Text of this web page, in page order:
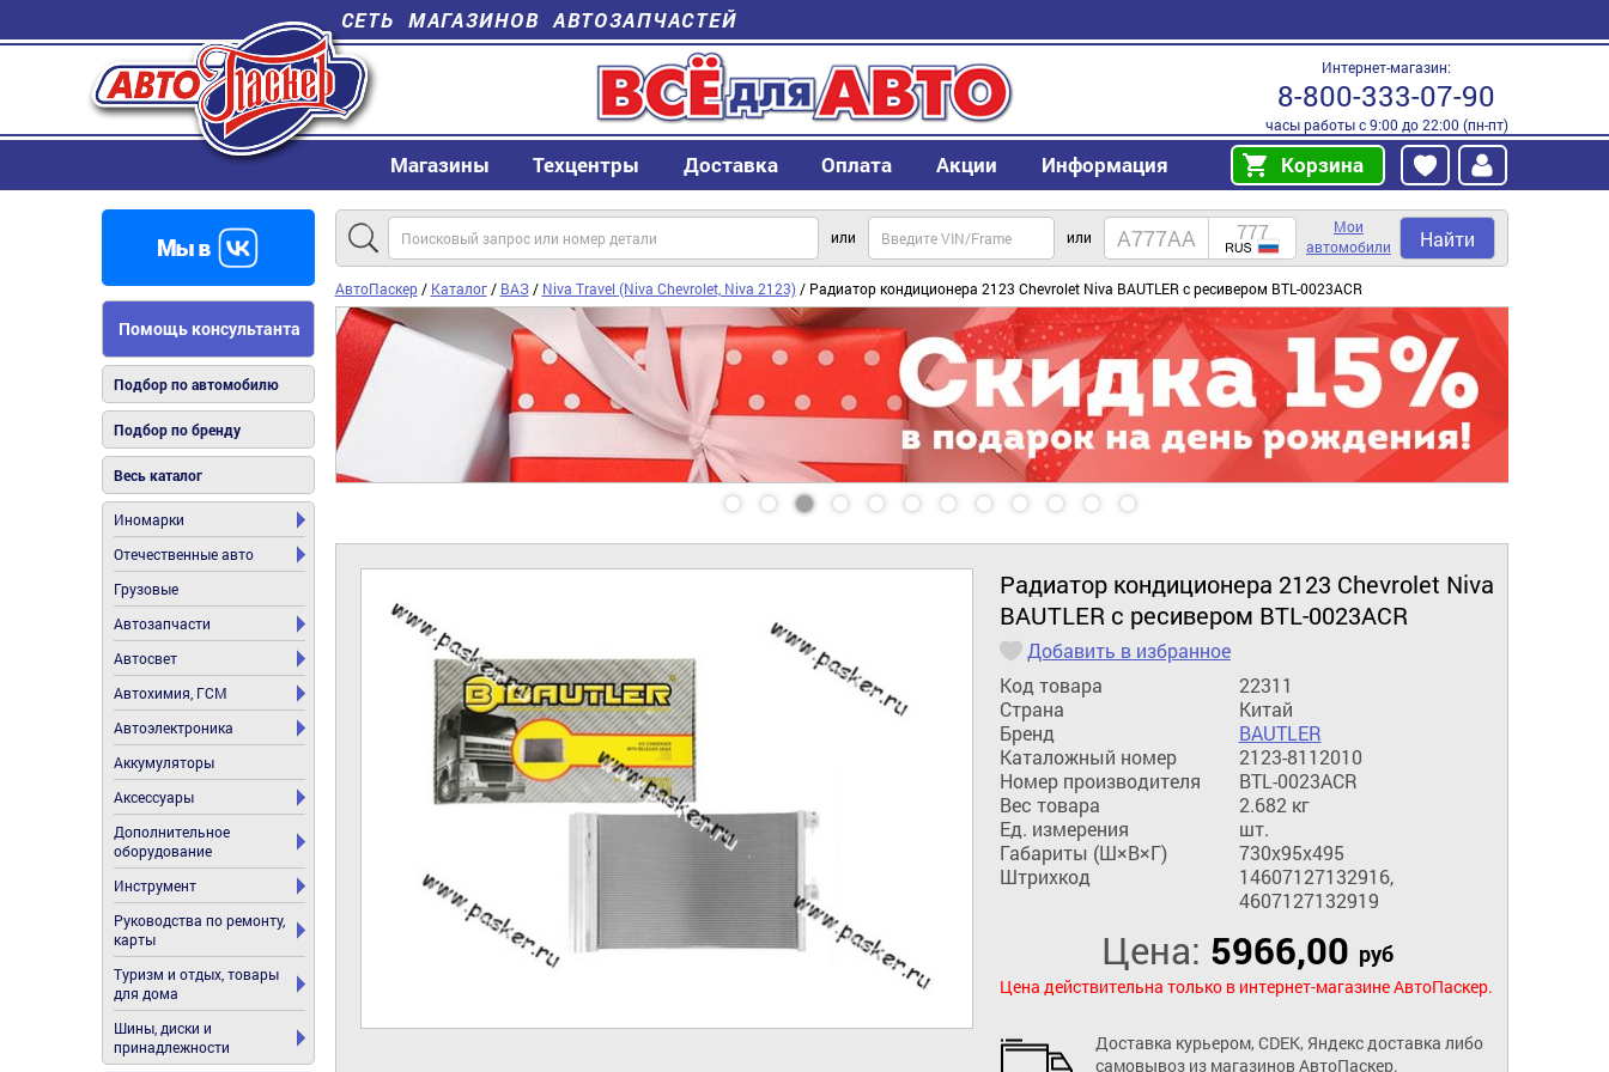
СЕТЬ МАГАЗИНОВ АВТОЗАПЧАСТЕЙ
Интернет-магазин:
8-800-333-07-90
часы работы с 9:00 до 22:00 (пн-пт)
Магазины Техцентры Доставка Оплата Акции Информация Корзина
Помощь консультанта
Подбор по автомобилю
Подбор по бренду
Весь каталог
Иномарки
Отечественные авто
Грузовые
Автозапчасти
Автосвет
Автохимия, ГСМ
Автоэлектроника
Аккумуляторы
Аксессуары
Дополнительное
оборудование
Инструмент
Руководства по ремонту,
карты
Туризм и отдых, товары
для дома
Шины, диски и
принадлежности
или или
Мои
автомобили
Найти
АвтоПаскер/ Каталог/ ВАЗ/ Niva Travel (Niva Chevrolet, Niva 2123)/ Радиатор кондиционера 2123 Chevrolet Niva BAUTLER с ресивером BTL-0023ACR
Радиатор кондиционера 2123 Chevrolet Niva
BAUTLER с ресивером BTL-0023ACR
Добавить в избранное
Код товара
22311
Страна
Китай
Бренд
BAUTLER
Каталожный номер
2123-8112010
Номер производителя
BTL-0023ACR
Вес товара
2.682 кг
Ед. измерения
шт.
Габариты (Ш×В×Г)
730x95x495
Штрихкод
14607127132916,
4607127132919
Цена: 5966,00 руб
Цена действительна только в интернет-магазине АвтоПаскер.
Доставка курьером, CDEK, Яндекс доставка либо
самовывоз из магазинов АвтоПаскер.